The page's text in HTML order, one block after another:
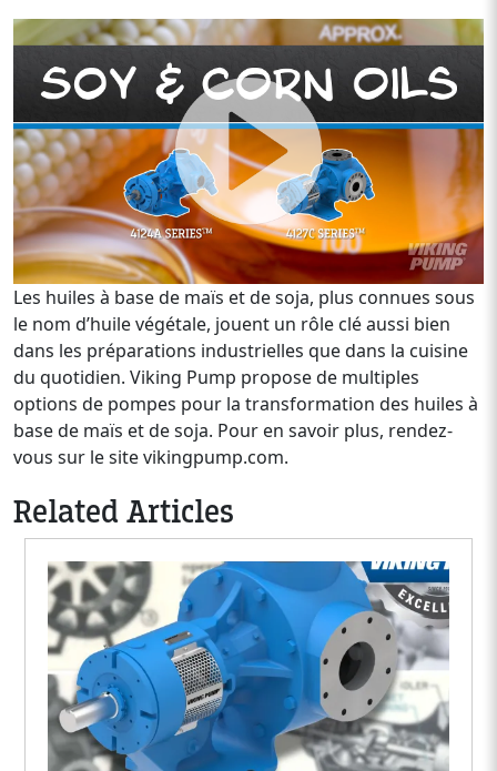
Les huiles à base de maïs et de soja, plus connues sous
le nom d’huile végétale, jouent un rôle clé aussi bien
dans les préparations industrielles que dans la cuisine
du quotidien. Viking Pump propose de multiples
options de pompes pour la transformation des huiles à
base de maïs et de soja. Pour en savoir plus, rendez-
vous sur le site vikingpump.com.
Related Articles